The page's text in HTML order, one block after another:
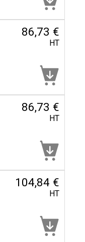
86,73 €
HT
86,73 €
HT
104,84 €
HT